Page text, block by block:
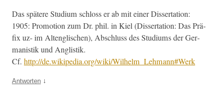
Das spätere Studi­um schloss er ab mit ein­er Dissertation:
1905: Pro­mo­tion zum Dr. phil. in Kiel (Dis­ser­ta­tion: Das Prä­
fix uz- im Altenglis­chen), Abschluss des Studi­ums der Ger­
man­is­tik und Anglistik.
Cf. http://de.wikipedia.org/wiki/Wilhelm_Lehmann#Werk
Antworten ↓